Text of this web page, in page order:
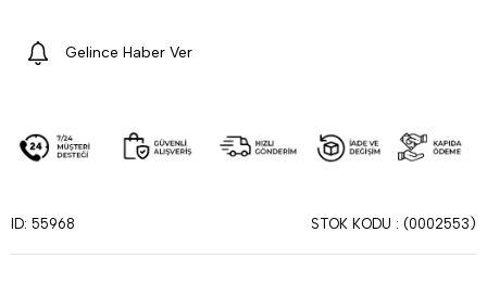
Gelince Haber Ver
ID: 55968 STOK KODU (0002553)